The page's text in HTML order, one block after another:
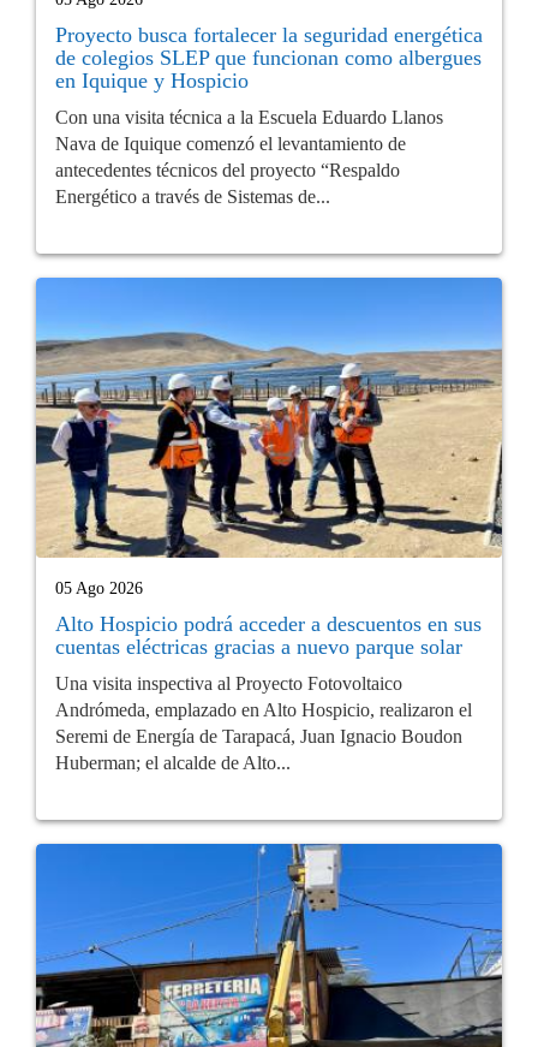
Proyecto busca fortalecer la seguridad energética
de colegios SLEP que funcionan como albergues
en Iquique y Hospicio
Con una visita técnica a la Escuela Eduardo Llanos
Nava de Iquique comenzó el levantamiento de
antecedentes técnicos del proyecto “Respaldo
Energético a través de Sistemas de...
05 Ago 2026
Alto Hospicio podrá acceder a descuentos en sus
cuentas eléctricas gracias a nuevo parque solar
Una visita inspectiva al Proyecto Fotovoltaico
Andrómeda, emplazado en Alto Hospicio, realizaron el
Seremi de Energía de Tarapacá, Juan Ignacio Boudon
Huberman; el alcalde de Alto...